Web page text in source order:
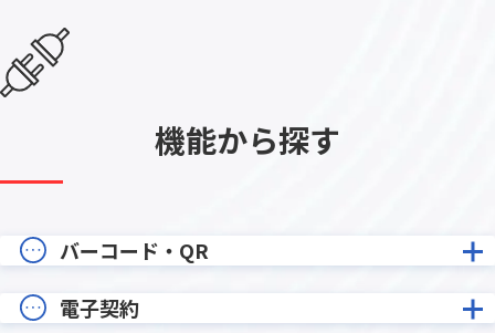
機能から探す
バーコード・QR
電子契約